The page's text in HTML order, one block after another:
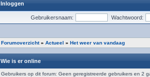
Inloggen
Gebruikersnaam: Wachtwoord:
Forumoverzicht» Actueel » Het weer van vandaag
Wie is er online
Gebruikers op dit forum: Geen geregistreerde gebruikers en 2